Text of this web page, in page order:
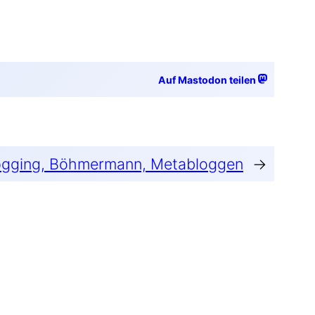
Auf Mastodon teilen
Böhmermann, Metabloggen →